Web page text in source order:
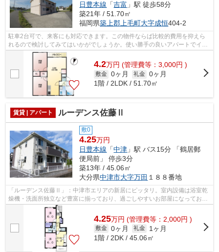
日豊本線 「吉富 」駅 徒歩58分
築21年 / 51.70㎡
福岡県築上郡上毛町大字成恒404-2
駐車2台可で、来客にも対応できます。この物件ならば比較的費用を抑えら
れるので検討してみてはいかがでしょうか。使い勝手の良いアパートでイチ
オシの物件です。素敵な生活はゆとりあ...
4.2万円 (管理費等：3,000円 )
敷金 0ヶ月 礼金 0ヶ月
1階 / 2LDK / 51.70㎡
賃貸 | アパート ルーデンス佐藤Ⅱ
敷0
4.25万円
日豊本線 「中津 」駅 バス15分 「鶴居郵
便局前」 停歩3分
築13年 / 45.06㎡
大分県中津市大字万田 １８８番地
「ルーデンス佐藤Ⅱ」：中津市エリアの新居にピッタリ。室内設備は浴室乾
燥機・洗面所独立など豊富に揃っており、過ごしやすいお部屋になっており
ます。収納はウォークインクロゼット・...
4.25万円 (管理費等：2,000円 )
敷金 0ヶ月 礼金
1ヶ月
1階 / 2DK / 45.06㎡